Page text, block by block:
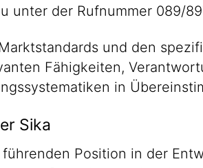
unter der Rufnummer 089/
und den
Fähigkeiten,
in
Sika
Position in der